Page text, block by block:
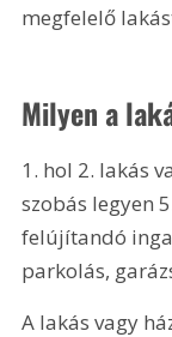
megfelelő
Milyen a
1. hol 2. lakás
szobás legyen
felújítandó
parkolás,
A lakás vagy